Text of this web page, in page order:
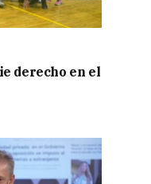
derecho en el